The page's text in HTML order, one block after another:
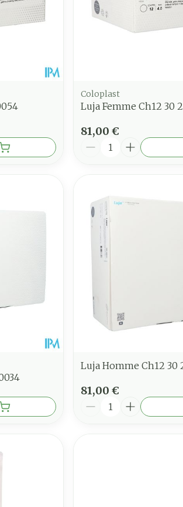
Coloplast
Luja Femme Ch12 30
81,00 €
Quantité
Luja Homme Ch12 30
81,00 €
Quantité